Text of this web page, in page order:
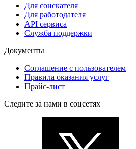
Для соискателя
Для работодателя
API сервиса
Служба поддержки
Документы
Соглашение с пользователем
Правила оказания услуг
Прайс-лист
Следите за нами в соцсетях